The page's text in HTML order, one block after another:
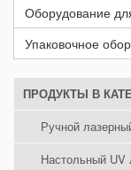
Оборудование
Упаковочное
ПРОДУКТЫ В
Ручной
Настольный UV